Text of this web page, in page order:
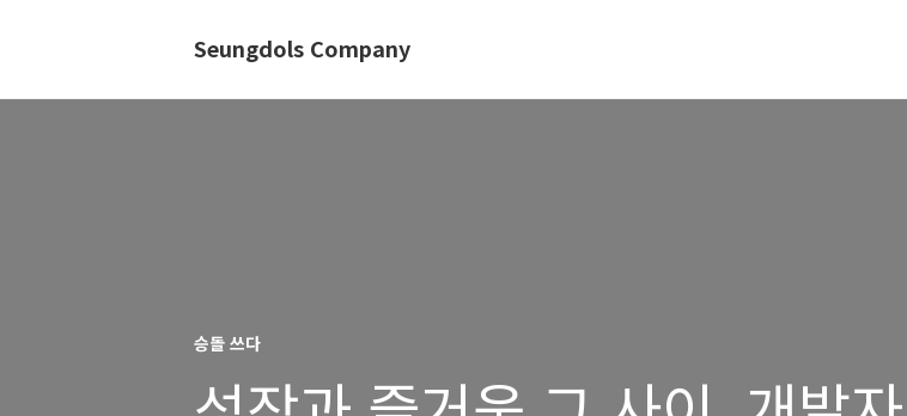
Seungdols Company
승돌 쓰다